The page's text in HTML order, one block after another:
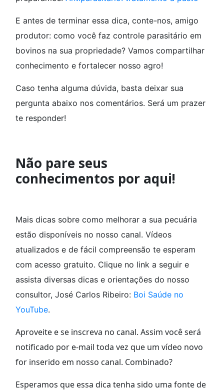
E antes de terminar essa dica, conte-nos, amigo
produtor: como você faz controle parasitário em
bovinos na sua propriedade? Vamos compartilhar
conhecimento e fortalecer nosso agro!
Caso tenha alguma dúvida, basta deixar sua
pergunta abaixo nos comentários. Será um prazer
te responder!
Não pare seus
conhecimentos por aqui!
Mais dicas sobre como melhorar a sua pecuária
estão disponíveis no nosso canal. Vídeos
atualizados e de fácil compreensão te esperam
com acesso gratuito. Clique no link a seguir e
assista diversas dicas e orientações do nosso
consultor, José Carlos Ribeiro: Boi Saúde no
YouTube.
Aproveite e se inscreva no canal. Assim você será
notificado por e-mail toda vez que um vídeo novo
for inserido em nosso canal. Combinado?
Esperamos que essa dica tenha sido uma fonte de